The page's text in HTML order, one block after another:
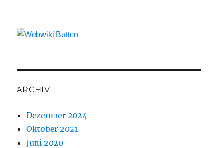
ARCHIV
Dezember 2024
Oktober 2021
Juni 2020